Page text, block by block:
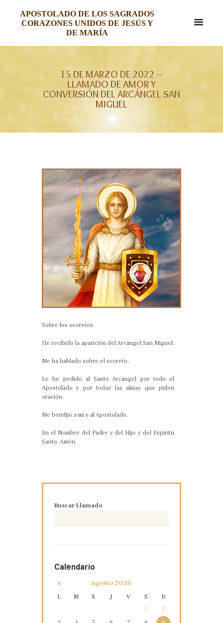
APOSTOLADO DE LOS SAGRADOS
CORAZONES UNIDOS DE JESÚS Y
DE MARÍA
15 DE MARZO DE 2022 –
LLAMADO DE AMOR Y
CONVERSIÓN DEL ARCÁNGEL SAN
MIGUEL
Sobre los secretos.
He recibido la aparición del Arcángel San Miguel.
Me ha hablado sobre el secreto.
Le he pedido al Santo Arcángel por todo el
Apostolado y por todas las almas que piden
oración.
Me bendijo a mí y al Apostolado.
En el Nombre del Padre y del Hijo y del Espíritu
Santo. Amén.
Buscar Llamado
Calendario
agosto2026
L M X J V S
D
1
2